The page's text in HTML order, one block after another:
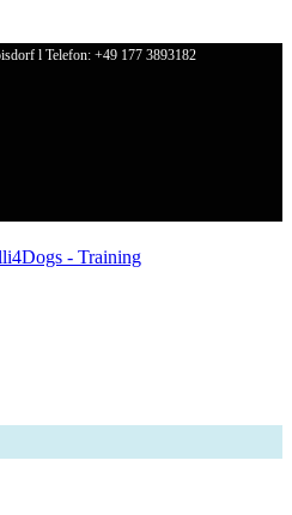
l Telefon: +49 177 3893182